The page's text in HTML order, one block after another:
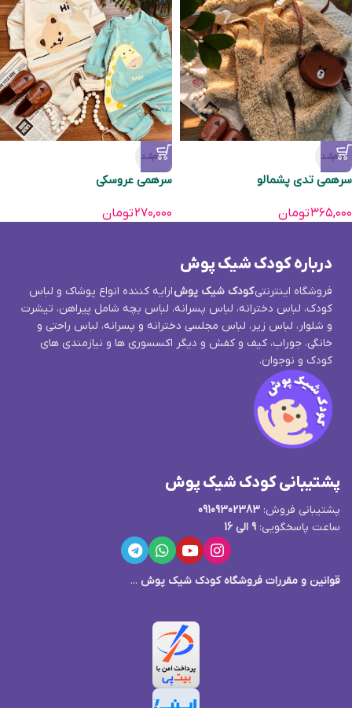
تمام‌شد
سرهمی تدی پشمالو
۳۶۵,۰۰۰تومان
تمام‌شد
سرهمی عروسکی
۲۷۰,۰۰۰تومان
درباره کودک شیک پوش
فروشگاه اینترنتیکودک شیک پوشارایه کننده انواع پوشاک و لباس
کودک، لباس دخترانه، لباس پسرانه، لباس بچه شامل پیراهن، تیشرت
و شلوار، لباس زیر، لباس مجلسی دخترانه و پسرانه، لباس راحتی و
خانگی، جوراب، کیف و کفش و دیگر اکسسوری ها و نیازمندی های
کودک و نوجوان.
پشتیبانی کودک شیک پوش
پشتیبانی فروش: 09109302383
ساعت پاسخگویی: 9 الی 16
قوانین و مقررات فروشگاه کودک شیک پوش ...